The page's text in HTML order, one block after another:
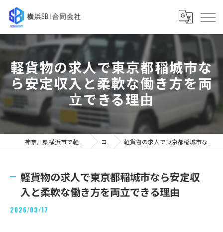
軽貨物の求人で東京都稲城市な
ら安定収入と柔軟な働き方を両
立できる理由
コラム 軽貨物の求人で東京都稲城市なら安定収入と柔軟な働き方を両立できる理由
軽貨物の求人で東京都稲城市なら安定収
入と柔軟な働き方を両立できる理由
2026/03/17